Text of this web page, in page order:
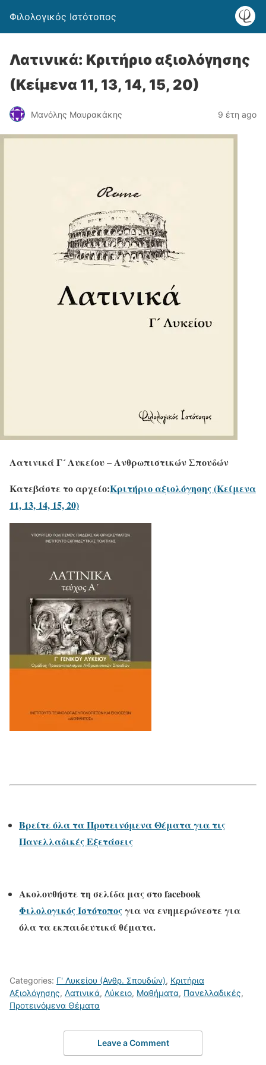
Φιλολογικός Ιστότοπος
Λατινικά: Κριτήριο αξιολόγησης
(Κείμενα 11, 13, 14, 15, 20)
Μανόλης Μαυρακάκης 9 έτη ago
Λατινικά Γ´ Λυκείου – Ανθρωπιστικών Σπουδών
Κατεβάστε το αρχείο:Κριτήριο αξιολόγησης (Κείμενα
11, 13, 14, 15, 20)
Βρείτε όλα τα Προτεινόμενα Θέματα για τις
Πανελλαδικές Εξετάσεις
Ακολουθήστε τη σελίδα μας στοfacebook
Φιλολογικός Ιστότοποςγια να ενημερώνεστε για
όλα τα εκπαιδευτικά θέματα.
Categories: Γ' Λυκείου (Ανθρ. Σπουδών), Κριτήρια
Αξιολόγησης, Λατινικά, Λύκειο, Μαθήματα, Πανελλαδικές,
Προτεινόμενα Θέματα
Leave a Comment